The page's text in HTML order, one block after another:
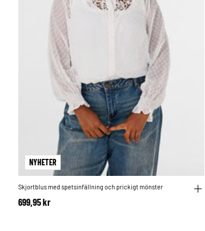
NYHETER
Skjortblus med spetsinfällning och prickigt mönster
699,95 kr